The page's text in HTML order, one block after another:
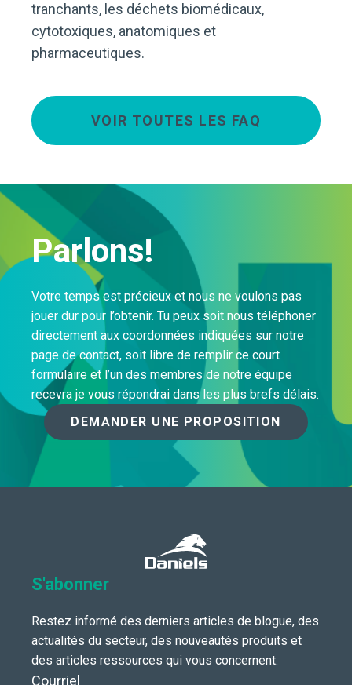
tranchants, les déchets biomédicaux,
cytotoxiques, anatomiques et
pharmaceutiques.
VOIR TOUTES LES FAQ
Parlons!
Votre temps est précieux et nous ne voulons pas
jouer dur pour l’obtenir. Tu peux soit nous téléphoner
directement aux coordonnées indiquées sur notre
page de contact, soit libre de remplir ce court
formulaire et l’un des membres de notre équipe
recevra je vous répondrai dans les plus brefs délais.
DEMANDER UNE PROPOSITION
S'abonner
Restez informé des derniers articles de blogue, des
actualités du secteur, des nouveautés produits et
des articles ressources qui vous concernent.
Courriel